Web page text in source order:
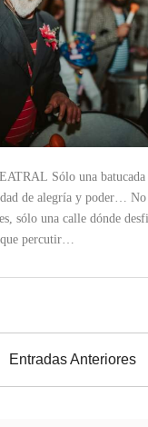
Sólo una
de alegría y poder… No
sólo una calle dónde
percutir…
Entradas Anteriores